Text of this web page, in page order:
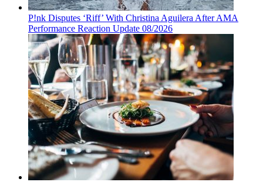
P!nk Disputes ‘Riff’ With Christina Aguilera After AMA
Performance Reaction Update 08/2026